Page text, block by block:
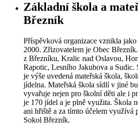
Základní škola a
Březník
Příspěvková organizace vznikla
2000. Zřizovatelem je Obec
z Březníku, Kralic nad Oslavou,
Rapotic, Lesního Jakubova a Sudic.
je výše uvedená mateřská škola,
jídelna. Mateřská škola sídlí v jiné
vyvařuje nejen pro školní děti ale i
je 170 jídel a je plně využita. Škola
ani hřiště a za tímto účelem využívá
Sokol Březník.